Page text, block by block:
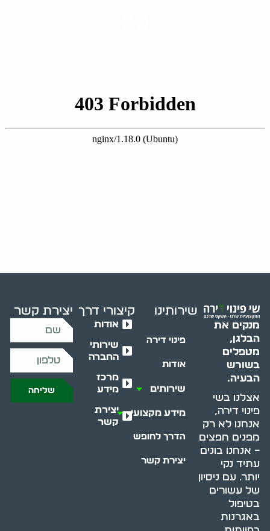
מנקים את
הבלגן,
מטפלים
בשורש
הבעיה.
אצלנו בשי
פינוי דירה,
אנחנו לא רק
מפנים חפצים
– אנחנו בונים
עתיד נקי
יותר. עם ניסיון
של עשורים
בטיפול
באגרנות
שירותינו
פינוי דירה
אודות
שירותים
מידע מקצועי
הדרך לחופש
יצירת קשר
קיצורי דרך
אודות
שירותי
החברה
מרכז
מידע
יצירת
קשר
יצירת קשר
שליחה